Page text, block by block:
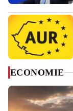
ECONOMIE